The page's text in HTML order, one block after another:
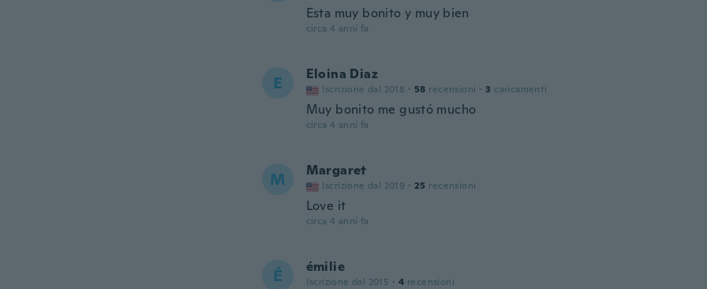
Esta muy bonito y muy bien
circa 4 anni fa
E Eloina Diaz
Iscrizione dal 2018 · 58 recensioni · 3 caricamenti
Muy bonito me gustó mucho
circa 4 anni fa
M Margaret
Iscrizione dal 2019 · 25 recensioni
Love it
circa 4 anni fa
É émilie
Iscrizione dal 2015 · 4 recensioni